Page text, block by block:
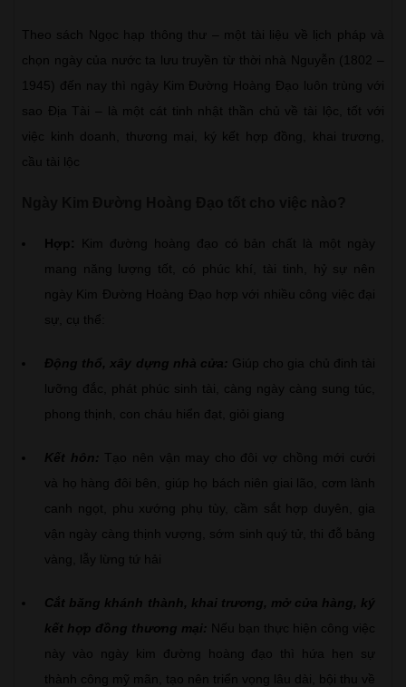
Theo sách Ngọc hạp thông thư – một tài liệu về lịch pháp và
chọn ngày của nước ta lưu truyền từ thời nhà Nguyễn (1802 –
1945) đến nay thì ngày Kim Đường Hoàng Đạo luôn trùng với
sao Địa Tài – là một cát tinh nhật thần chủ về tài lộc, tốt với
việc kinh doanh, thương mại, ký kết hợp đồng, khai trương,
cầu tài lộc
Hợp:
Kim đường hoàng đạo có bản chất là một ngày
mang năng lượng tốt, có phúc khí, tài tinh, hỷ sự nên
ngày Kim Đường Hoàng Đạo hợp với nhiều công việc đại
sự, cụ thể:
Động thổ, xây dựng nhà cửa: Giúp cho gia chủ đinh tài
lưỡng đắc, phát phúc sinh tài, càng ngày càng sung túc,
phong thịnh, con cháu hiển đạt, giỏi giang
Kết hôn: Tạo nên vận may cho đôi vợ chồng mới cưới
và họ hàng đôi bên, giúp họ bách niên giai lão, cơm lành
canh ngọt, phu xướng phụ tùy, cầm sắt hợp duyên, gia
vận ngày càng thịnh vượng, sớm sinh quý tử, thi đỗ bảng
vàng, lẫy lừng tứ hải
Cắt băng khánh thành, khai trương, mở cửa hàng, ký
kết hợp đồng thương mại: Nếu bạn thực hiện công việc
này vào ngày kim đường hoàng đạo thì hứa hẹn sự
thành công mỹ mãn, tạo nên triển vọng lâu dài, bội thu về